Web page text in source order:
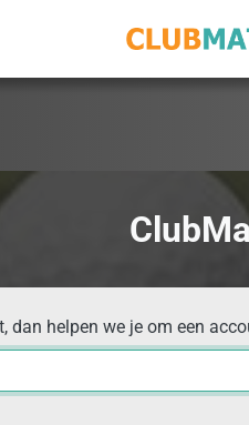
dan helpen we je om een